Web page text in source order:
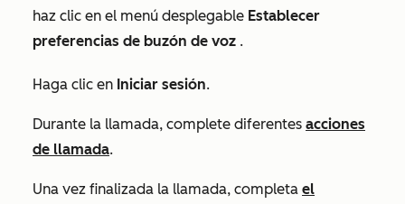
haz clic en el menú desplegable Establecer
preferencias de buzón de voz .
Haga clic en Iniciar sesión.
Durante la llamada, complete diferentes acciones
de llamada.
Una vez finalizada la llamada, completa el